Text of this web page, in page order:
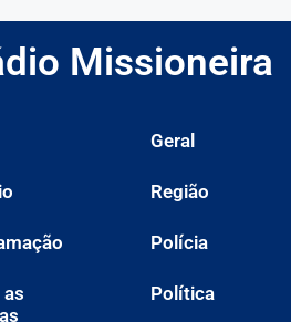
Missioneira
as
Geral
Região
Polícia
Política